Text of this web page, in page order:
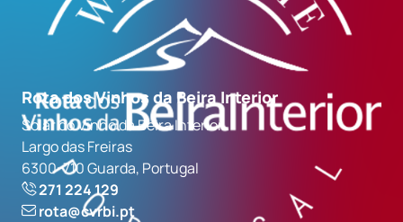
Rota dos Vinhos da Beira Interior
Solar do Vinho da Beira Interior
Largo das Freiras
6300-710 Guarda, Portugal
271 224 129
rota@cvrbi.pt